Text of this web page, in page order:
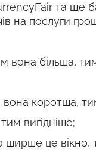
та ще
на послуги
вона більша,
вона коротша,
вигідніше;
ширше це вікно,